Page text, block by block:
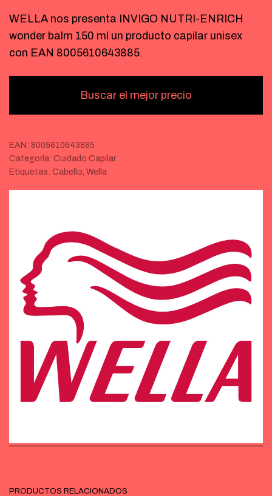
WELLA nos presenta INVIGO NUTRI-ENRICH
wonder balm 150 ml un producto capilar unisex
con EAN 8005610643885.
Buscar el mejor precio
EAN: 8005610643885
Categoría: Cuidado Capilar
Etiquetas: Cabello, Wella
PRODUCTOS RELACIONADOS